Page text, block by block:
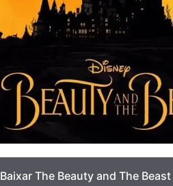
Baixar The Beauty and The